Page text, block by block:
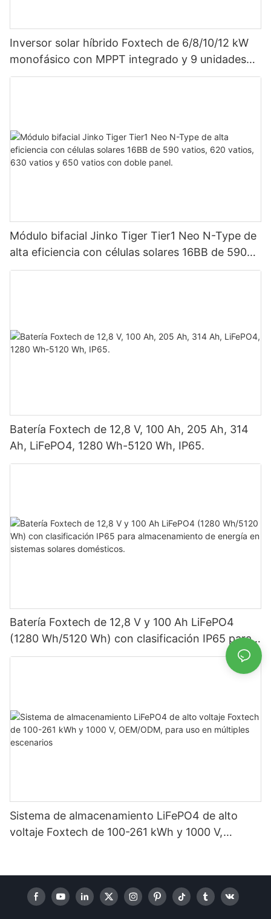
Inversor solar híbrido Foxtech de 6/8/10/12 kW
monofásico con MPPT integrado y 9 unidades
en paralelo para sistema fotovoltaico.
Módulo bifacial Jinko Tiger Tier1 Neo N-Type de
alta eficiencia con células solares 16BB de 590
vatios, 620 vatios, 630 vatios y 650 vatios con
Batería Foxtech de 12,8 V, 100 Ah, 205 Ah, 314
Ah, LiFePO4, 1280 Wh-5120 Wh, IP65.
Batería Foxtech de 12,8 V y 100 Ah LiFePO4
(1280 Wh/5120 Wh) con clasificación IP65 para
almacenamiento de energía en sistemas solares
Sistema de almacenamiento LiFePO4 de alto
voltaje Foxtech de 100-261 kWh y 1000 V,